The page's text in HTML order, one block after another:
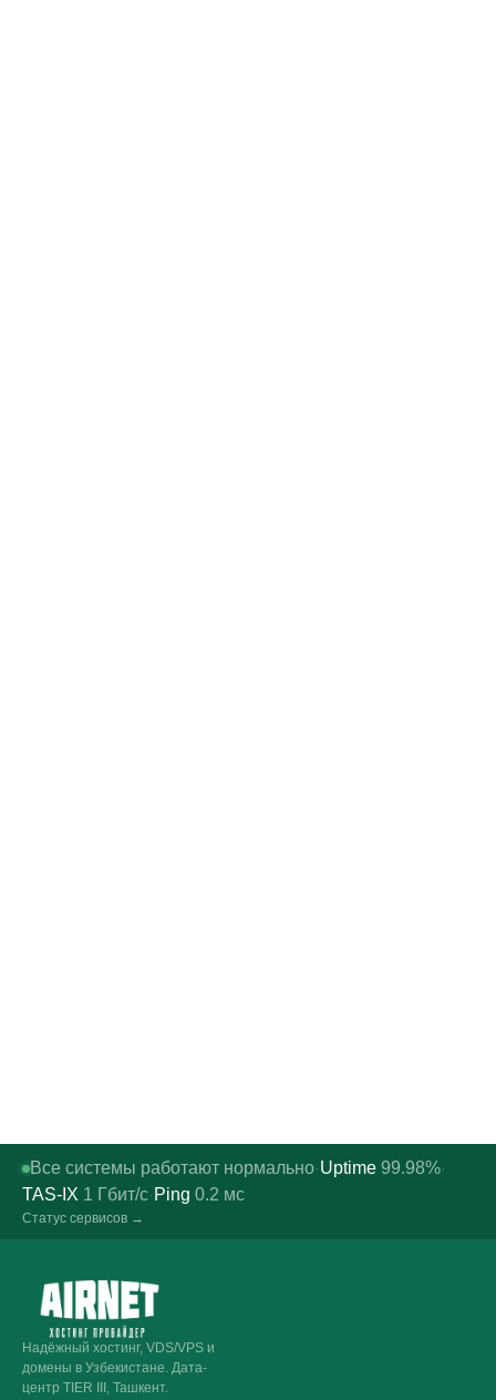
Все системы работают нормально·Uptime 99.98%·
TAS-IX 1 Гбит/с· Ping 0.2 мс
Статус сервисов →
Надёжный хостинг, VDS/VPS и
домены в Узбекистане. Дата-
центр TIER III, Ташкент.